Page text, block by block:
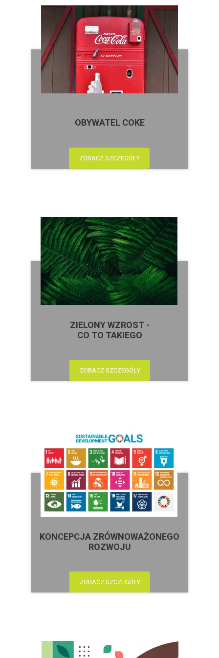
ZOBACZ SZCZEGÓŁY
ZIELONY WZROST -
CO TO TAKIEGO
ZOBACZ SZCZEGÓŁY
OBYWATEL COKE
ZOBACZ SZCZEGÓŁY
KONCEPCJA ZRÓWNOWAŻONEGO
ROZWOJU